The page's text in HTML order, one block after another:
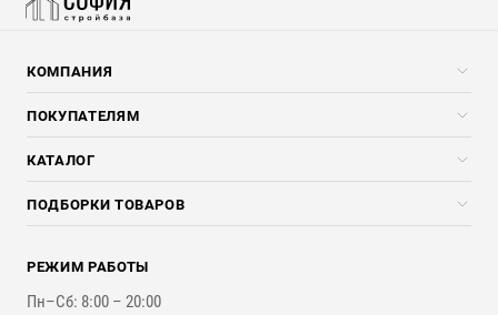
КОМПАНИЯ
Компания
Услуги
ПОКУПАТЕЛЯМ
Скидки стройкомпаниям
Доставка и разгрузка
Оплата и Возврат
Наши работы
КАТАЛОГ
Погонажные изделия
Брикеты, Дрова, Стружка
Стройматериалы
Инструменты
ПОДБОРКИ ТОВАРОВ
Для бутерброда стены
Для наружной отделки
РЕЖИМ РАБОТЫ
Пн–Сб: 8:00 – 20:00